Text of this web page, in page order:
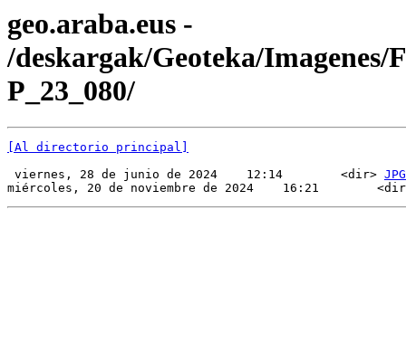
geo.araba.eus -
/deskargak/Geoteka/Imagenes/
P_23_080/
[Al directorio principal]
viernes, 28 de junio de 2024    12:14        <dir> JPG
miércoles, 20 de noviembre de 2024    16:21